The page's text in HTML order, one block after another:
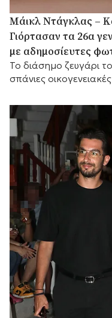
Μάικλ Ντάγκλας –
Γιόρτασαν τα 26α
με αδημοσίευτες
Το διάσημο ζευγάρι
σπάνιες
προσθέτει τις δικές